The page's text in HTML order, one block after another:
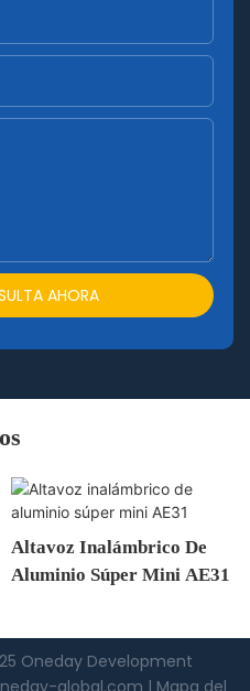
AHORA
Altavoz Inalámbrico De
Aluminio Súper Mini AE31
Oneday Development
global.com | Mapa del